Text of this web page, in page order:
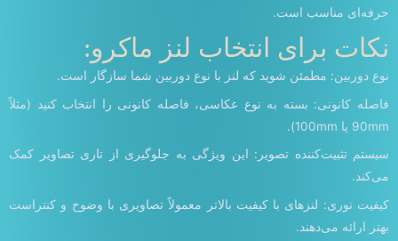
حرفه‌ای مناسب است.
نکات برای انتخاب لنز ماکرو:
نوع دوربین: مطمئن شوید که لنز با نوع دوربین شما سازگار است.
فاصله کانونی: بسته به نوع عکاسی، فاصله کانونی را انتخاب کنید (مثلاً
90mm یا 100mm).
سیستم تثبیت‌کننده تصویر: این ویژگی به جلوگیری از تاری تصاویر کمک
می‌کند.
کیفیت نوری: لنزهای با کیفیت بالاتر معمولاً تصاویری با وضوح و کنتراست
بهتر ارائه می‌دهند.